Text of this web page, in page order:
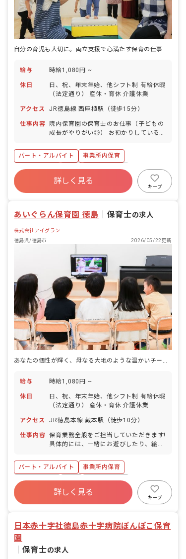
自分の育児も大切に。両立支援で心満たす保育の仕事
給与 時給1,080円 ~
休日
日、祝、年末年始、他シフト制 有給休暇
（法定通り） 産休・育休 介護休業
アクセス JR徳島線 西麻植駅（徒歩15分）
仕事内容
院内保育園の保育士のお仕事（子どもの
成長がやりがい◎） お預かりしている子
食事・睡眠・排泄・清潔・衣類の着脱等
・集団生活を通じた社会性の装着 ・行事
の計画・実行、お知らせの作成
パート・アルバイト
事業所内保育
福利厚生充実
有給
産休育休制度
研修充実
詳しく見る
キープ
あいぐらん保育園 徳島 保育士の求人
株式会社アイグラン
徳島県/徳島市
2026/05/22更新
あなたの個性が輝く、母なる大地のような温かいチームで保育を創りませんか
給与 時給1,080円 ~
休日
日、祝、年末年始、他シフト制 有給休暇
（法定通り） 産休・育休 介護休業
アクセス JR徳島本線 蔵本駅（徒歩10分）
仕事内容 保育業務全般をご担当していただきます!
具体的には、一緒にお遊びしたり、絵本
お昼寝、お着替え、お散歩などをお任せ
します!
パート・アルバイト
事業所内保育
福利厚生充実
有給
産休育休制度
研修充実
詳しく見る
キープ
日本赤十字社徳島赤十字病院ぽんぽこ保育
園
保育士の求人